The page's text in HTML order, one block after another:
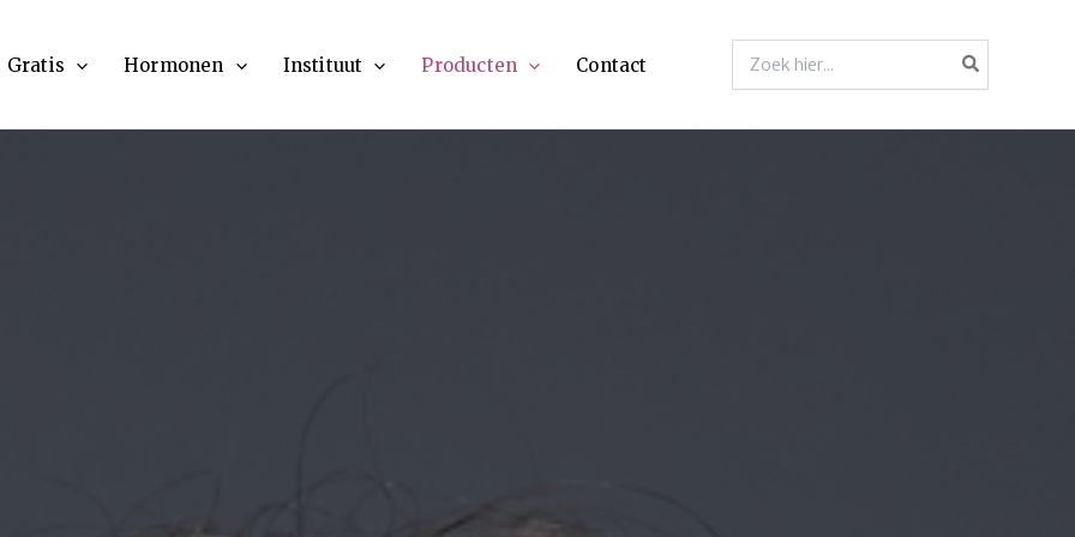
Gratis Hormonen Instituut Producten Contact
naar: